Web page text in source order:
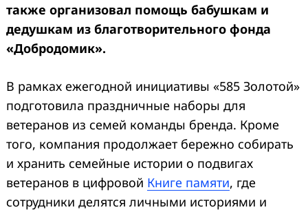
также организовал помощь бабушкам и
дедушкам из благотворительного фонда
«Добродомик».
В рамках ежегодной инициативы «585 Золотой»
подготовила праздничные наборы для
ветеранов из семей команды бренда. Кроме
того, компания продолжает бережно собирать
и хранить семейные истории о подвигах
ветеранов в цифровой Книге памяти, где
сотрудники делятся личными историями и